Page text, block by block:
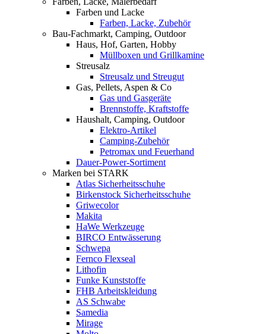
Farben und Lacke
Farben, Lacke, Zubehör
Bau-Fachmarkt, Camping, Outdoor
Haus, Hof, Garten, Hobby
Müllboxen und Grillkamine
Streusalz
Streusalz und Streugut
Gas, Pellets, Aspen & Co
Gas und Gasgeräte
Brennstoffe, Kraftstoffe
Haushalt, Camping, Outdoor
Elektro-Artikel
Camping-Zubehör
Petromax und Feuerhand
Dauer-Power-Sortiment
Marken bei STARK
Atlas Sicherheitsschuhe
Birkenstock Sicherheitsschuhe
Griwecolor
Makita
HaWe Werkzeuge
BIRCO Entwässerung
Schwepa
Fernco Flexseal
Lithofin
Funke Kunststoffe
FHB Arbeitskleidung
AS Schwabe
Samedia
Mirage